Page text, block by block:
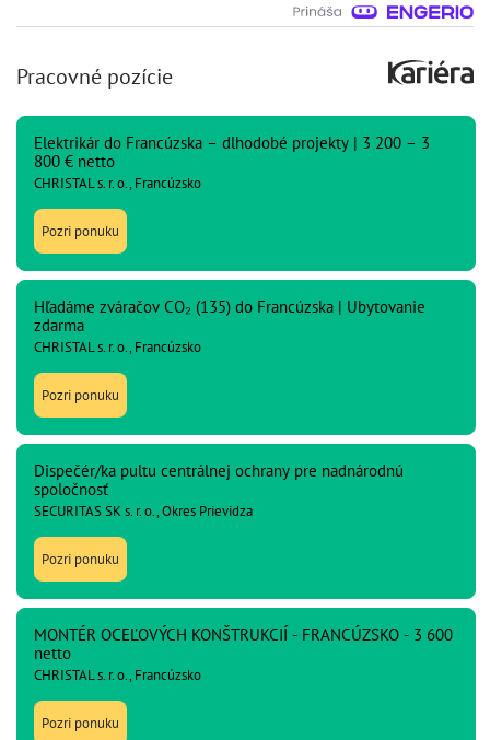
Pracovné pozície
Elektrikár do Francúzska – dlhodobé projekty | 3 200 – 3
800 € netto
CHRISTAL s. r. o., Francúzsko
Pozri ponuku
Hľadáme zváračov CO₂ (135) do Francúzska | Ubytovanie
zdarma
CHRISTAL s. r. o., Francúzsko
Pozri ponuku
Dispečér/ka pultu centrálnej ochrany pre nadnárodnú
spoločnosť
SECURITAS SK s. r. o., Okres Prievidza
Pozri ponuku
MONTÉR OCEĽOVÝCH KONŠTRUKCIÍ - FRANCÚZSKO - 3 600
netto
CHRISTAL s. r. o., Francúzsko
Pozri ponuku